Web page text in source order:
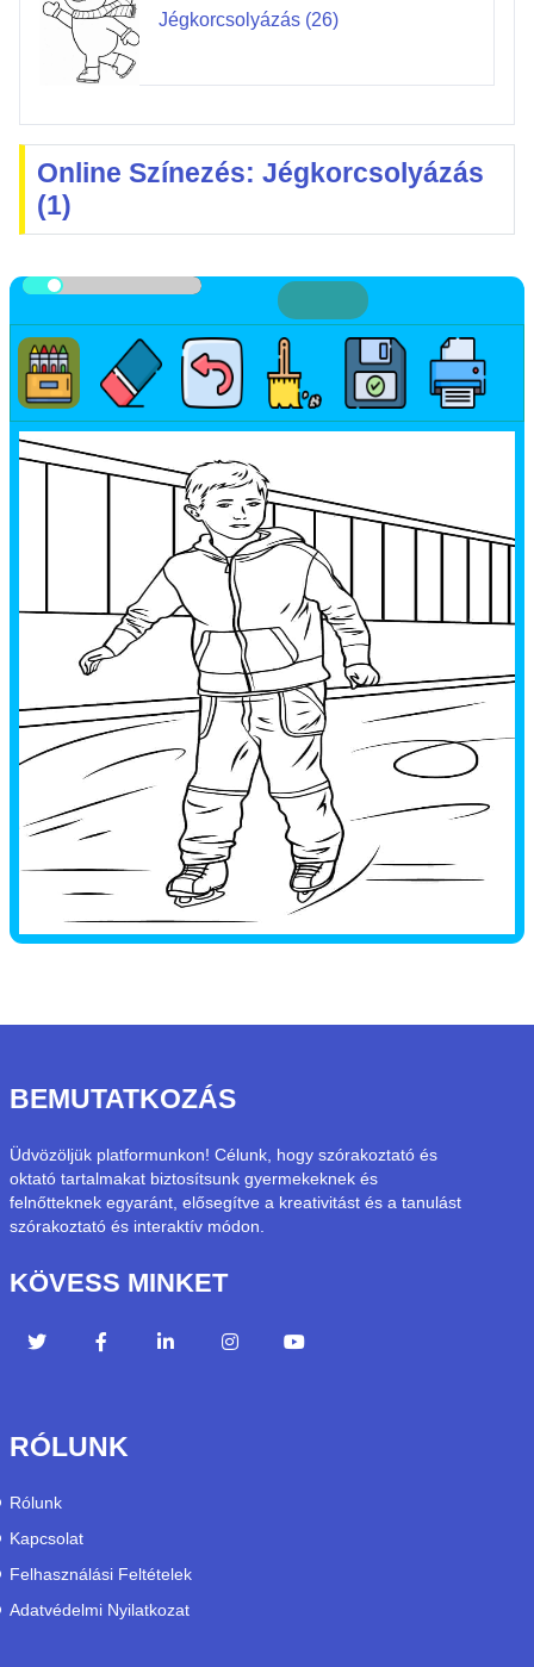
Jégkorcsolyázás (26)
Online Színezés: Jégkorcsolyázás
(1)
BEMUTATKOZÁS
Üdvözöljük platformunkon! Célunk, hogy szórakoztató és
oktató tartalmakat biztosítsunk gyermekeknek és
felnőtteknek egyaránt, elősegítve a kreativitást és a tanulást
szórakoztató és interaktív módon.
KÖVESS MINKET
RÓLUNK
Rólunk
Kapcsolat
Felhasználási Feltételek
Adatvédelmi Nyilatkozat